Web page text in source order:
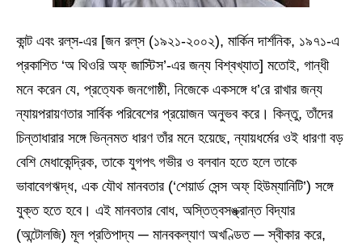
কান্ট এবং রল্‌স-এর [জন রল্‌স (১৯২১-২০০২), মার্কিন দার্শনিক, ১৯৭১-এ
প্রকাশিত ‘অ থিওরি অফ্‌ জাস্টিস’-এর জন্য বিশ্বখ্যাত] মতোই, গান্ধী
মনে করেন যে, প্রত্যেক জনগোষ্ঠী, নিজেকে একসঙ্গে ধ’রে রাখার জন্য
ন্যায়পরায়ণতার সার্বিক পরিবেশের প্রয়োজন অনুভব করে। কিন্তু, তাঁদের
চিন্তাধারার সঙ্গে ভিন্নমত ধারণ তাঁর মনে হয়েছে, ন্যায়ধর্মের ওই ধারণা বড়
বেশি মেধাকেন্দ্রিক, তাকে যুগপৎ গভীর ও বলবান হতে হলে তাকে
ভাবাবেগঋদ্ধ, এক যৌথ মানবতার (‘শেয়ার্ড সেন্স অফ্‌ হিউম্যানিটি’) সঙ্গে
যুক্ত হতে হবে। এই মানবতার বোধ, অস্তিত্বসঙ্ক্রান্ত বিদ্যার
(অন্টোলজি) মূল প্রতিপাদ্য ─ মানবকল্যাণ অখণ্ডিত ─ স্বীকার করে,